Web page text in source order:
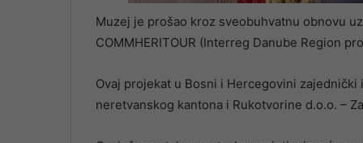
Muzej je prošao kroz sveobuhvatnu obnovu
COMMHERITOUR (Interreg Danube Region
Ovaj projekat u Bosni i Hercegovini
neretvanskog kantona i Rukotvorine d.o.o. –